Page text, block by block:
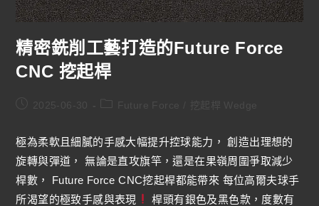
精密銑削工藝打造的Future Force
CNC 挖起桿
2025-06-30
極為柔軟且細膩的手感大幅提升控球能力， 創造出理想的
旋轉與彈道， 無論是直攻旗竿，還是在果嶺周圍爭取減少
桿數， Future Force CNC挖起桿都能帶來 每位高爾夫球手
所渴望的極致手感與表現
桿頭有銀色及黑色款，度數有